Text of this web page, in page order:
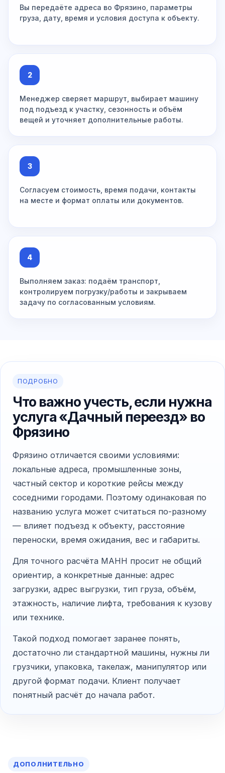
Вы передаёте адреса во Фрязино, параметры
груза, дату, время и условия доступа к объекту.
2
Менеджер сверяет маршрут, выбирает машину
под подъезд к участку, сезонность и объём
вещей и уточняет дополнительные работы.
3
Согласуем стоимость, время подачи, контакты
на месте и формат оплаты или документов.
4
Выполняем заказ: подаём транспорт,
контролируем погрузку/работы и закрываем
задачу по согласованным условиям.
ПОДРОБНО
Что важно учесть, если нужна
услуга «Дачный переезд» во
Фрязино
Фрязино отличается своими условиями:
локальные адреса, промышленные зоны,
частный сектор и короткие рейсы между
соседними городами. Поэтому одинаковая по
названию услуга может считаться по-разному
— влияет подъезд к объекту, расстояние
переноски, время ожидания, вес и габариты.
Для точного расчёта МАНН просит не общий
ориентир, а конкретные данные: адрес
загрузки, адрес выгрузки, тип груза, объём,
этажность, наличие лифта, требования к кузову
или технике.
Такой подход помогает заранее понять,
достаточно ли стандартной машины, нужны ли
грузчики, упаковка, такелаж, манипулятор или
другой формат подачи. Клиент получает
понятный расчёт до начала работ.
ДОПОЛНИТЕЛЬНО